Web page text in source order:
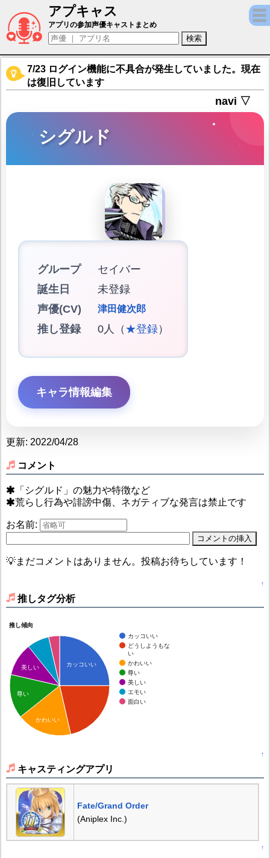
アプキャス
シグルド（声優：津田健次郎)【Fate/Grand
アプリの参加声優キャストまとめ
7/23 ログイン機能に不具合が発生していました。現在
は復旧しています
navi ▽
シグルド
グループ
セイバー
誕生日
未登録
声優(CV)
津田健次郎
推し登録 0人（ ★登録）
キャラ情報編集
更新: 2022/04/28
コメント
「シグルド」の魅力や特徴など
荒らし行為や誹謗中傷、ネガティブな発言は禁止です
お名前:
💡まだコメントはありません。投稿お待ちしています！
↑
推しタグ分析
推し傾向
カッコいい
どうしようもな
い
かわいい
尊い
美しい
エモい
面白い
カッコいい
美しい
尊い
かわいい
↑
キャスティングアプリ
Fate/Grand Order
(Aniplex Inc.)
↑